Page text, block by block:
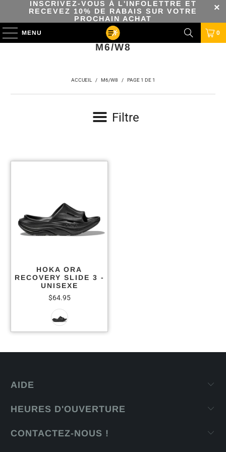
INSCRIVEZ-VOUS À L'INFOLETTRE ET
RECEVEZ 10% DE RABAIS SUR VOTRE
PROCHAIN ACHAT
MENU 0
M6/W8
ACCUEIL / M6/W8 / PAGE 1 DE 1
Filtre
HOKA ORA
RECOVERY SLIDE 3 -
UNISEXE
$64.95
AIDE
HEURES D'OUVERTURE
CONTACTEZ-NOUS !